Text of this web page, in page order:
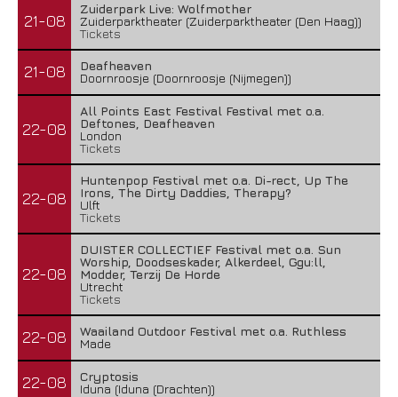
21-08
Zuiderpark Live: Wolfmother
Zuiderparktheater (Zuiderparktheater (Den Haag))
Tickets
21-08
Deafheaven
Doornroosje (Doornroosje (Nijmegen))
22-08
All Points East Festival Festival met o.a.
Deftones, Deafheaven
London
Tickets
22-08
Huntenpop Festival met o.a. Di-rect, Up The
Irons, The Dirty Daddies, Therapy?
Ulft
Tickets
22-08
DUISTER COLLECTIEF Festival met o.a. Sun
Worship, Doodseskader, Alkerdeel, Ggu:ll,
Modder, Terzij De Horde
Utrecht
Tickets
22-08
Waailand Outdoor Festival met o.a. Ruthless
Made
22-08
Cryptosis
Iduna (Iduna (Drachten))